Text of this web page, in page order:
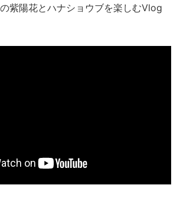
紫陽花とハナショウブを楽しむVlog